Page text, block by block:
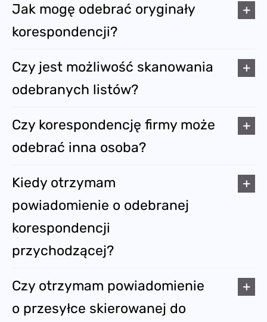
Jak mogę odebrać oryginały
korespondencji?
Czy jest możliwość skanowania
odebranych listów?
Czy korespondencję firmy może
odebrać inna osoba?
Kiedy otrzymam
powiadomienie o odebranej
korespondencji
przychodzącej?
Czy otrzymam powiadomienie
o przesyłce skierowanej do